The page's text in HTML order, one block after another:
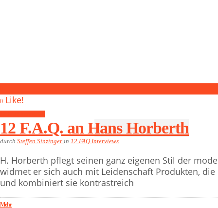
0 Like!
12 F.A.Q. an Hans Horberth
durch Steffen Sinzinger in 12 FAQ Interviews
H. Horberth pflegt seinen ganz eigenen Stil der
widmet er sich auch mit Leidenschaft Produkten,
und kombiniert sie kontrastreich
Mehr